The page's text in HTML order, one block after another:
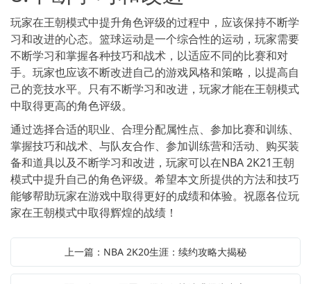
玩家在王朝模式中提升角色评级的过程中，应该保持不断学
习和改进的心态。篮球运动是一个综合性的运动，玩家需要
不断学习和掌握各种技巧和战术，以适应不同的比赛和对
手。玩家也应该不断改进自己的游戏风格和策略，以提高自
己的竞技水平。只有不断学习和改进，玩家才能在王朝模式
中取得更高的角色评级。
通过选择合适的职业、合理分配属性点、参加比赛和训练、
掌握技巧和战术、与队友合作、参加训练营和活动、购买装
备和道具以及不断学习和改进，玩家可以在NBA 2K21王朝
模式中提升自己的角色评级。希望本文所提供的方法和技巧
能够帮助玩家在游戏中取得更好的成绩和体验。祝愿各位玩
家在王朝模式中取得辉煌的战绩！
上一篇：NBA 2K20生涯：续约攻略大揭秘